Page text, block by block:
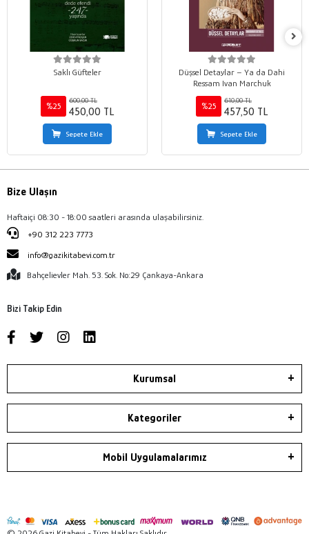
Saklı Güfteler
%25
600,00 TL
450,00 TL
Sepete Ekle
Düşsel Detaylar – Ya da Dahi
Ressam Ivan Marchuk
%25
610,00 TL
457,50 TL
Sepete Ekle
Bize Ulaşın
Haftaiçi 08:30 - 18:00 saatleri arasında ulaşabilirsiniz.
+90 312 223 7773
info@gazikitabevi.com.tr
Bahçelievler Mah. 53. Sok. No:29 Çankaya-Ankara
Bizi Takip Edin
Kurumsal
Kategoriler
Mobil Uygulamalarımız